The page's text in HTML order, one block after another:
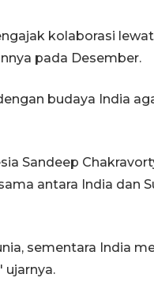
kolaborasi
pada Desember.
budaya India
Sandeep
antara India dan
sementara India
ujarnya.